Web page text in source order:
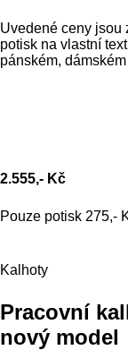
Uvedené ceny jsou
potisk na vlastní
pánském,
2.555,- Kč
Pouze potisk 275,-
Kalhoty
Pracovní
nový model